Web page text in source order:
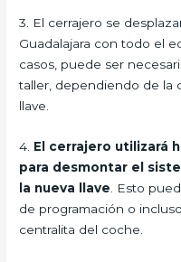
3. El cerrajero se
Guadalajara con todo el
casos, puede ser
taller, dependiendo de la
llave.
4. El cerrajero utilizará
para desmontar el
la nueva llave . Esto
de programación o
centralita del coche.